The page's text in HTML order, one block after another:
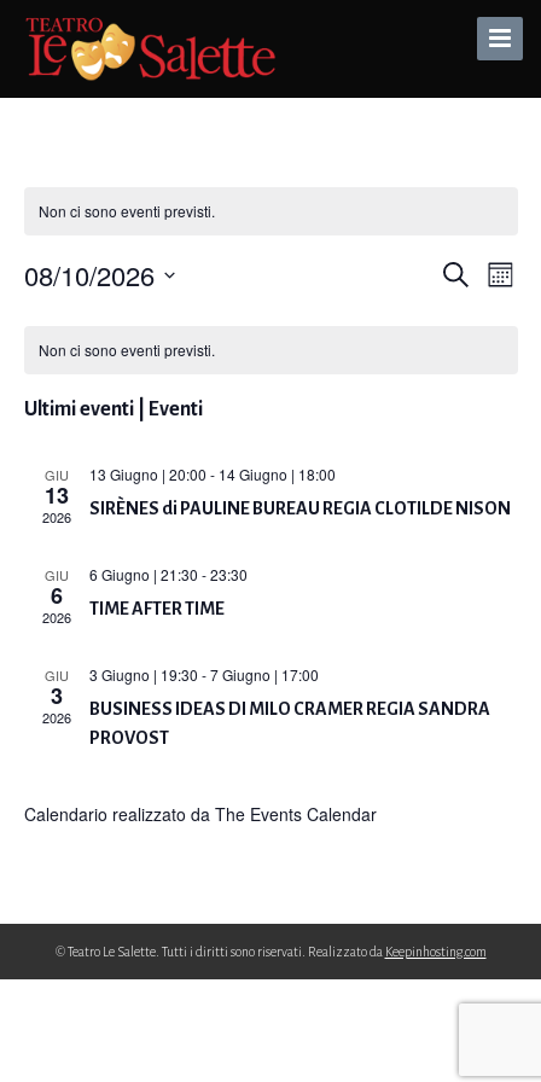
Toggle
Non ci sono eventi previsti.
Eventi
Cerca
Mese
08/10/2026
data.
Eventi
Non ci sono eventi previsti.
Ultimi eventi | Eventi
GIU
13
2026
13 Giugno | 20:00 - 14 Giugno | 18:00
SIRÈNES di PAULINE BUREAU REGIA CLOTILDE NISON
GIU
6
2026
6 Giugno | 21:30 -23:30
TIME AFTER TIME
GIU
3
2026
3 Giugno | 19:30 -7 Giugno | 17:00
BUSINESS IDEAS DI MILO CRAMER REGIA SANDRA
PROVOST
Calendario realizzato da The Events Calendar
© Teatro Le Salette. Tutti i diritti sono riservati. Realizzato da Keepinhosting.com